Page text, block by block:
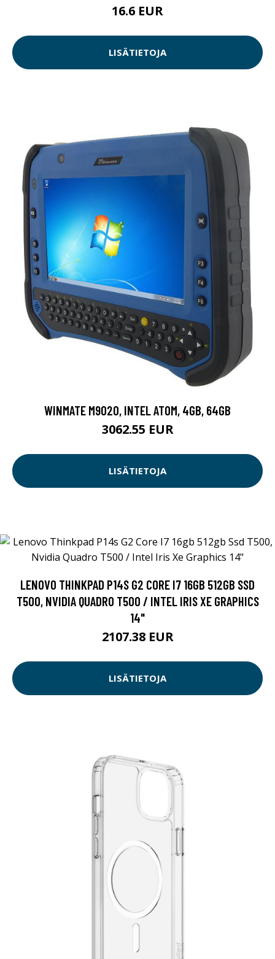
16.6 EUR
LISÄTIETOJA
WINMATE M9020, INTEL ATOM, 4GB, 64GB
3062.55 EUR
LISÄTIETOJA
LENOVO THINKPAD P14S G2 CORE I7 16GB 512GB SSD
T500, NVIDIA QUADRO T500 / INTEL IRIS XE GRAPHICS
14"
2107.38 EUR
LISÄTIETOJA